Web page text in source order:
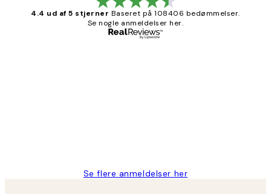
4.4 ud af 5 stjerner Baseret på 108406 bedømmelser.
Se nogle anmeldelser her.
Se flere anmeldelser her